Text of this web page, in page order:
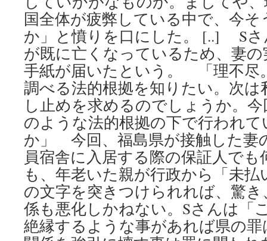
国全体が疲弊している中で、今
か」と憤りを口にした。 [..] Sさ
が既に亡くなっているため、妻
手紙が届いたという。 「理不尽
調べる法的根拠を知りたい。次は
し止めを求めるのでしょうか。
のような法的根拠の下で行われ
か」 今回、福島県が接触した妻
員宿舎に入居する際の保証人で
も、年老いた親が行政から「未
の文字を突きつけられれば、驚
係も悪化しかねない。Sさんは「
絶縁するような事があれば県の